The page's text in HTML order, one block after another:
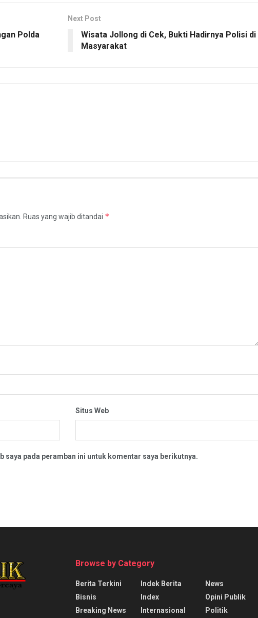
Polda
Next Post
Wisata Jollong di Cek, Bukti Hadirnya Polisi di
Masyarakat
Ruas yang wajib ditandai *
Situs Web
saya pada peramban ini untuk komentar saya berikutnya.
Browse by Category
Berita Terkini
Bisnis
Breaking News
Indek Berita
Index
Internasional
News
Opini Publik
Politik